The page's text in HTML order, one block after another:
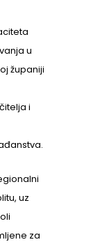
u
županiji
i
uz
za